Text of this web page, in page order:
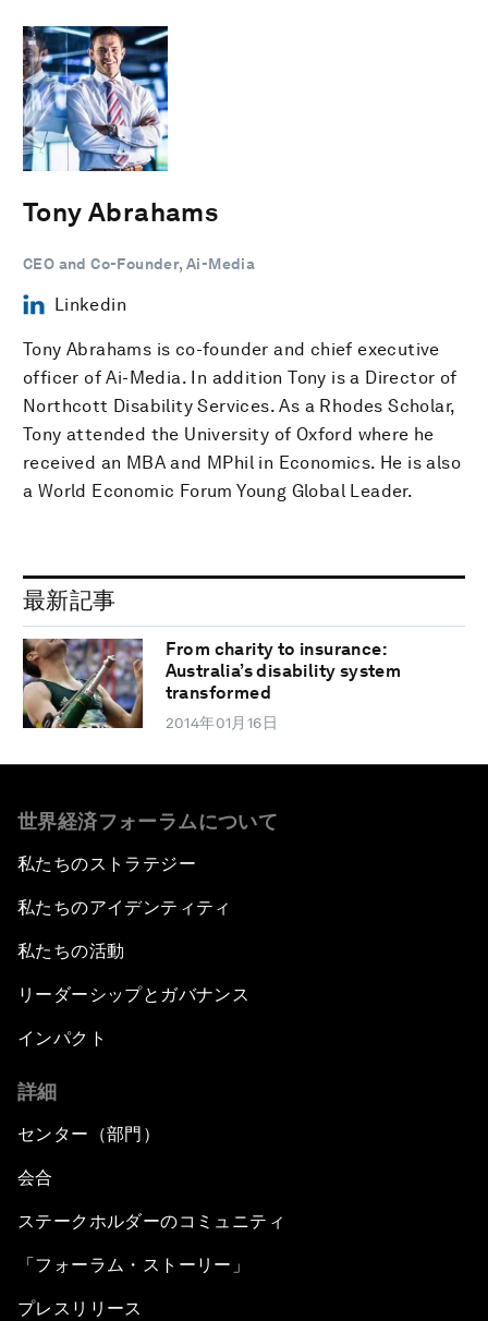
Tony Abrahams
CEO and Co-Founder, Ai-Media
Linkedin
Tony Abrahams is co-founder and chief executive
officer of Ai-Media. In addition Tony is a Director of
Northcott Disability Services. As a Rhodes Scholar,
Tony attended the University of Oxford where he
received an MBA and MPhil in Economics. He is also
a World Economic Forum Young Global Leader.
最新記事
From charity to insurance:
Australia’s disability system
transformed
2014年01月16日
世界経済フォーラムについて
私たちのストラテジー
私たちのアイデンティティ
私たちの活動
リーダーシップとガバナンス
インパクト
詳細
センター（部門）
会合
ステークホルダーのコミュニティ
「フォーラム・ストーリー」
プレスリリース